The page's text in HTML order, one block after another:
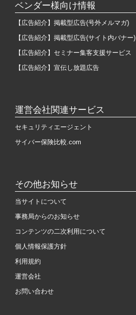
ベンダー様向け情報
【広告紹介】掲載型広告(号外メルマガ)
【広告紹介】掲載型広告(サイト内バナー)
【広告紹介】セミナー集客支援サービス
【広告紹介】宣伝し放題広告
運営会社関連サービス
セキュリティエージェント
サイバー保険比較.com
その他お知らせ
当サイトについて
事務局からのお知らせ
コンテンツの二次利用について
個人情報保護方針
利用規約
運営会社
お問い合わせ